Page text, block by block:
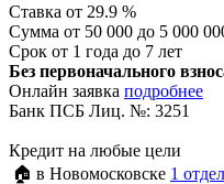
Ставка от 29.9 %
Сумма от 50 000 до 5 000
Срок от 1 года до 7 лет
Без первоначального
Онлайн заявка подробнее
Банк ПСБ Лиц. №: 3251
Кредит на любые цели
🏠 в Новомосковске 1